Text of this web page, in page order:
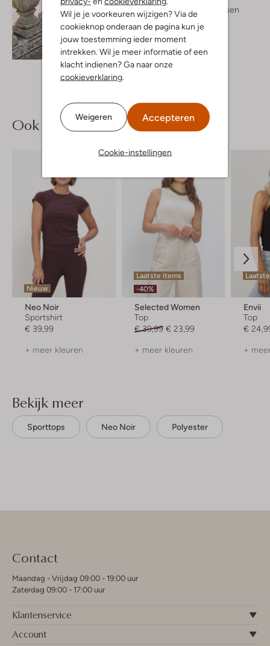
Wil je je voorkeuren wijzigen? Via de
cookieknop onderaan de pagina kun je
jouw toestemming ieder moment
intrekken. Wil je meer informatie of een
klacht indienen? Ga naar onze
cookieverklaring
Weigeren Accepteren
Cookie-instellingen
Ontdek de look
Sporttassen
Ook iets voor jou?
Nieuw
Neo Noir
Sportshirt
€ 39,99
+ meer kleuren
Laatste items
-40%
Selected Women
Top
€ 39,99 € 23,99
+ meer kleuren
Envii
Top
€
+
Bekijk meer
Sporttops Neo Noir Polyester
Contact
Maandag - Vrijdag 09:00 - 19:00 uur
Zaterdag 09:00 - 17:00 uur
Klantenservice
Account